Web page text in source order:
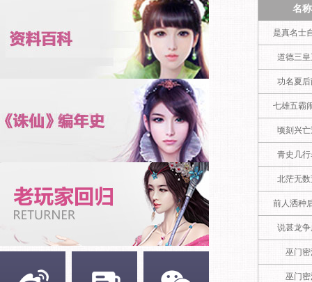
名称
是真名士
道德三
功名夏
七雄五霸
顷刻兴
青史几
北茫无
前人洒种
说甚龙
巫门
巫门